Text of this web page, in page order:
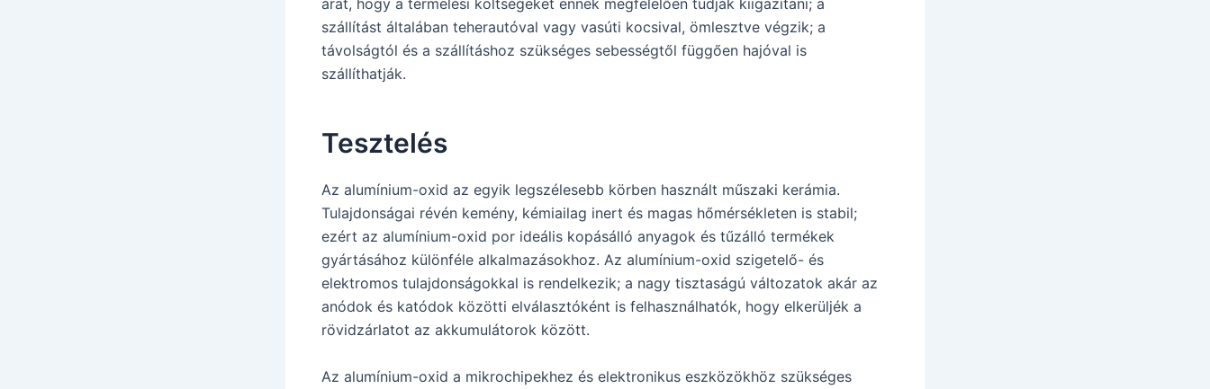
árat, hogy a termelési költségeket ennek megfelelően tudják kiigazítani; a
szállítást általában teherautóval vagy vasúti kocsival, ömlesztve végzik; a
távolságtól és a szállításhoz szükséges sebességtől függően hajóval is
szállíthatják.
Tesztelés
Az alumínium-oxid az egyik legszélesebb körben használt műszaki kerámia.
Tulajdonságai révén kemény, kémiailag inert és magas hőmérsékleten is stabil;
ezért az alumínium-oxid por ideális kopásálló anyagok és tűzálló termékek
gyártásához különféle alkalmazásokhoz. Az alumínium-oxid szigetelő- és
elektromos tulajdonságokkal is rendelkezik; a nagy tisztaságú változatok akár az
anódok és katódok közötti elválasztóként is felhasználhatók, hogy elkerüljék a
rövidzárlatot az akkumulátorok között.
Az alumínium-oxid a mikrochipekhez és elektronikus eszközökhöz szükséges